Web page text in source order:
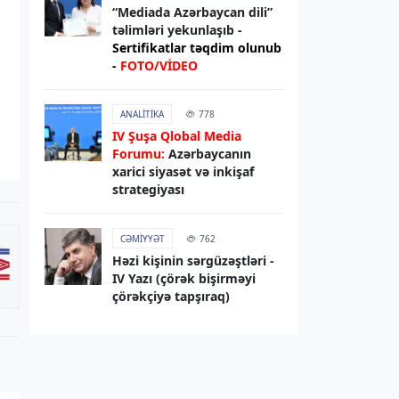
07.08.2026
13:01
RƏSMI XƏBƏR
Media və Yayım Şurasının strukturu
07.08.2026
12:56
HAVA
Sabah hava necə olacaq?
07.08.2026
HADISƏ
Zərdabda qəsdən yanğın
törətməkdə şübhəli bilinən şəxs
“Mediada Azərbaycan dili”
təlimləri yekunlaşıb -
Sertifikatlar təqdim olunub
- FOTO/VİDEO
ANALITIKA 778
IV Şuşa Qlobal Media
Forumu: Azərbaycanın
xarici siyasət və inkişaf
strategiyası
CƏMIYYƏT 762
Həzi kişinin sərgüzəştləri -
IV Yazı (çörək bişirməyi
çörəkçiyə tapşıraq)